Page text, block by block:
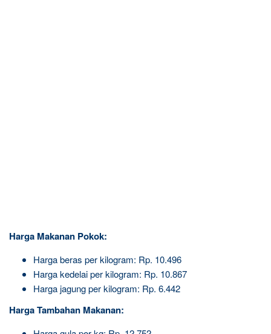
Harga Makanan Pokok:
Harga beras per kilogram: Rp. 10.496
Harga kedelai per kilogram: Rp. 10.867
Harga jagung per kilogram: Rp. 6.442
Harga Tambahan Makanan: